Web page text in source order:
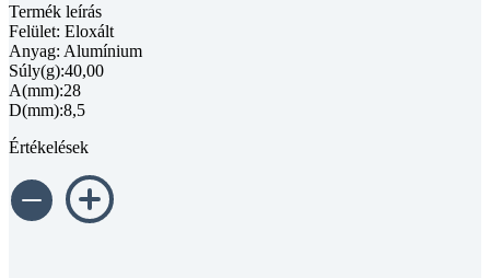
Termék leírás
Felület: Eloxált
Anyag: Alumínium
Súly(g):40,00
A(mm):28
D(mm):8,5
Értékelések